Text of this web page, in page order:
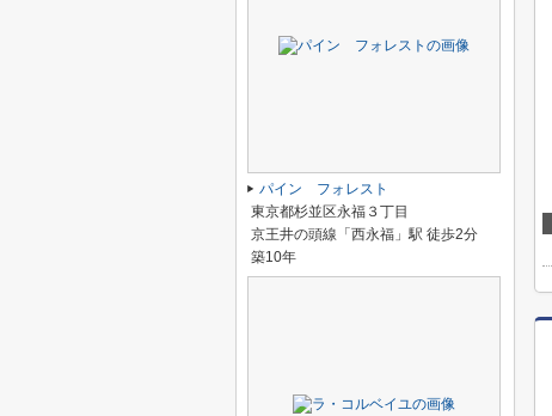
パイン フォレスト
東京都杉並区永福３丁目
京王井の頭線「西永福」駅 徒歩2分
築10年